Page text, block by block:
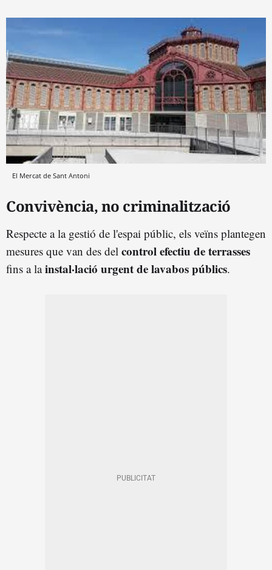
El Mercat de Sant Antoni
Convivència, no criminalització
Respecte a la gestió de l'espai públic, els veïns plantegen
mesures que van des del control efectiu de terrasses
fins a lainstal·lació urgent de lavabos públics.